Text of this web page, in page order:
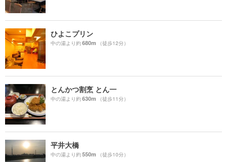
ひよこプリン
中の湯より約680m （徒歩12分）
とんかつ割烹 とん一
中の湯より約630m （徒歩11分）
平井大橋
中の湯より約550m （徒歩10分）